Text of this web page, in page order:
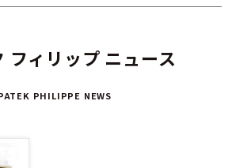
フィリップ ニュース
PHILIPPE NEWS